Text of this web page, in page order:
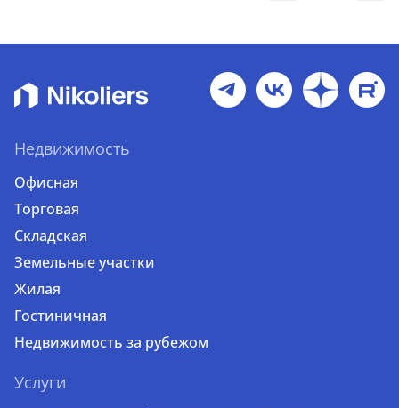
Недвижимость
Офисная
Торговая
Складская
Земельные участки
Жилая
Гостиничная
Недвижимость за рубежом
Услуги